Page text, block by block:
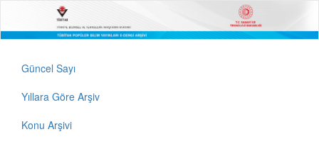
Güncel Sayı
Yıllara Göre Arşiv
Konu Arşivi